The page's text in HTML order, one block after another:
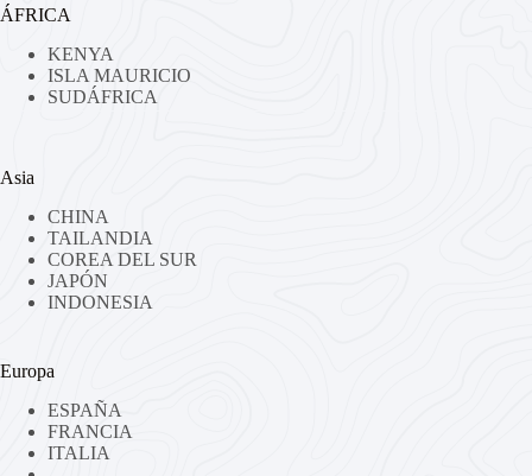
ÁFRICA
KENYA
ISLA MAURICIO
SUDÁFRICA
Asia
CHINA
TAILANDIA
COREA DEL SUR
JAPÓN
INDONESIA
Europa
ESPAÑA
FRANCIA
ITALIA